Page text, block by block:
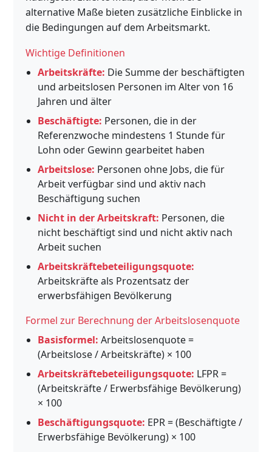
alternative Maße bieten zusätzliche Einblicke in
die Bedingungen auf dem Arbeitsmarkt.
Wichtige Definitionen
Arbeitskräfte: Die Summe der beschäftigten
und arbeitslosen Personen im Alter von 16
Jahren und älter
Beschäftigte: Personen, die in der
Referenzwoche mindestens 1 Stunde für
Lohn oder Gewinn gearbeitet haben
Arbeitslose: Personen ohne Jobs, die für
Arbeit verfügbar sind und aktiv nach
Beschäftigung suchen
Nicht in der Arbeitskraft: Personen, die
nicht beschäftigt sind und nicht aktiv nach
Arbeit suchen
Arbeitskräftebeteiligungsquote:
Arbeitskräfte als Prozentsatz der
erwerbsfähigen Bevölkerung
Formel zur Berechnung der Arbeitslosenquote
Basisformel: Arbeitslosenquote =
(Arbeitslose / Arbeitskräfte) × 100
Arbeitskräftebeteiligungsquote: LFPR =
(Arbeitskräfte / Erwerbsfähige Bevölkerung)
× 100
Beschäftigungsquote: EPR = (Beschäftigte /
Erwerbsfähige Bevölkerung) × 100